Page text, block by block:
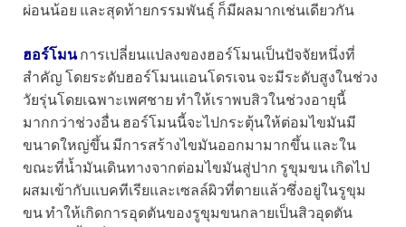
ผ่อนน้อย และสุดท้ายกรรมพันธุ์ ก็มีผลมากเช่นเดียวกัน
ฮอร์โมนการเปลี่ยนแปลงของฮอร์โมนเป็นปัจจัยหนึ่งที่
สำคัญ โดยระดับฮอร์โมนแอนโดรเจน จะมีระดับสูงในช่วง
วัยรุ่นโดยเฉพาะเพศชาย ทำให้เราพบสิวในช่วงอายุนี้
มากกว่าช่วงอื่น ฮอร์โมนนี้จะไปกระตุ้นให้ต่อมไขมันมี
ขนาดใหญ่ขึ้น มีการสร้างไขมันออกมามากขึ้น และใน
ขณะที่น้ำมันเดินทางจากต่อมไขมันสู่ปาก รูขุมขน เกิดไป
ผสมเข้ากับแบคทีเรียและเซลล์ผิวที่ตายแล้วซึ่งอยู่ในรูขุม
ขน ทำให้เกิดการอุดตันของรูขุมขนกลายเป็นสิวอุดตัน